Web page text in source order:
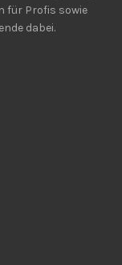
für Profis sowie
dabei.